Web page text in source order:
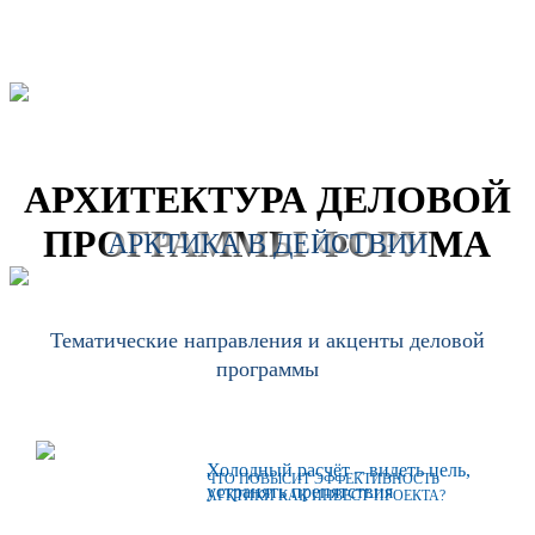
АРХИТЕКТУРА ДЕЛОВОЙ
ПРОГРАММЫ ФОРУМА
АРКТИКА В ДЕЙСТВИИ
Тематические направления и акценты деловой
программы
Холодный расчёт – видеть цель,
устранять препятствия
ЧТО ПОВЫСИТ ЭФФЕКТИВНОСТЬ
АРКТИКИ КАК ИНВЕСТ-ПРОЕКТА?